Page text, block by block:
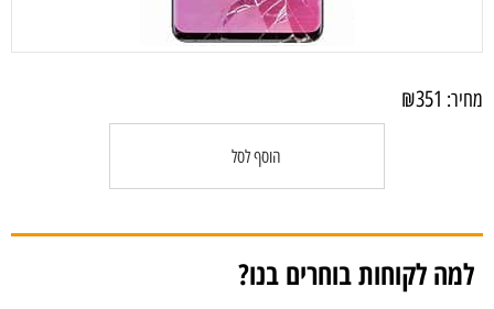
מחיר: ₪351
הוסף לסל
למה לקוחות בוחרים בנו?